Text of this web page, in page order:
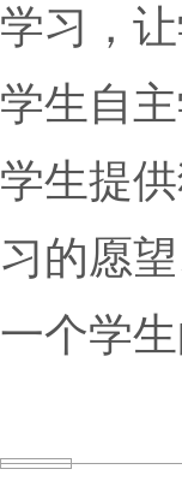
学习，
学生自
学生提
习的愿
一个学